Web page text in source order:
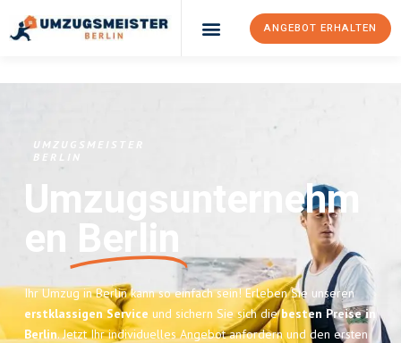
ANGEBOT ERHALTEN
UMZUGSMEISTER
BERLIN
Umzugsunternehm
En Berlin
Ihr Umzug in Berlin kann so einfach sein! Erleben Sie unseren
erstklassigen Service und sichern Sie sich diebesten Preise in
Berlin. Jetzt Ihr individuelles Angebot anfordern und den ersten